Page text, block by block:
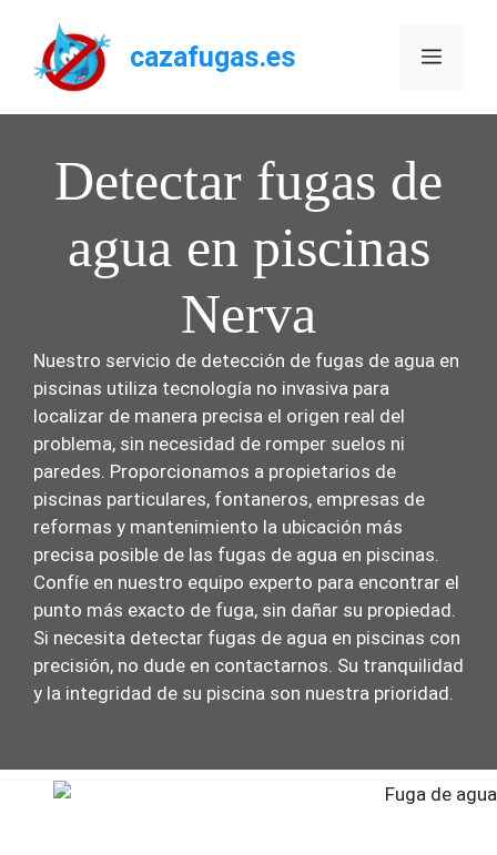
contenido
cazafugas.es Menú
Detectar fugas de
agua en piscinas
Nerva
Nuestro servicio de detección de fugas de agua en
piscinas utiliza tecnología no invasiva para
localizar de manera precisa el origen real del
problema, sin necesidad de romper suelos ni
paredes. Proporcionamos a propietarios de
piscinas particulares, fontaneros, empresas de
reformas y mantenimiento la ubicación más
precisa posible de las fugas de agua en piscinas.
Confíe en nuestro equipo experto para encontrar el
punto más exacto de fuga, sin dañar su propiedad.
Si necesita detectar fugas de agua en piscinas con
precisión, no dude en contactarnos. Su tranquilidad
y la integridad de su piscina son nuestra prioridad.